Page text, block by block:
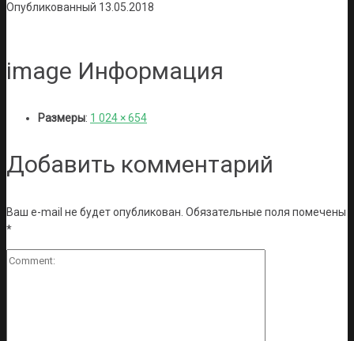
Опубликованный 13.05.2018
image Информация
Размеры: 1 024 × 654
Добавить комментарий
Ваш e-mail не будет опубликован. Обязательные поля помечены
*